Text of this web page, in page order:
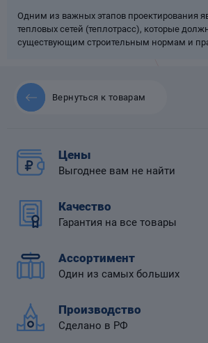
Одним из важных этапов проектирования
тепловых сетей (теплотрасс), которые
существующим строительным нормам и
Вернуться к товарам
Цены
Выгоднее вам не найти
Качество
Гарантия на все товары
Ассортимент
Один из самых больших
Производство
Сделано в РФ